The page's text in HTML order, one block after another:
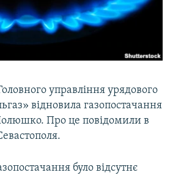
управління урядового
відновила газопостачання
Про це повідомили в
було відсутнє